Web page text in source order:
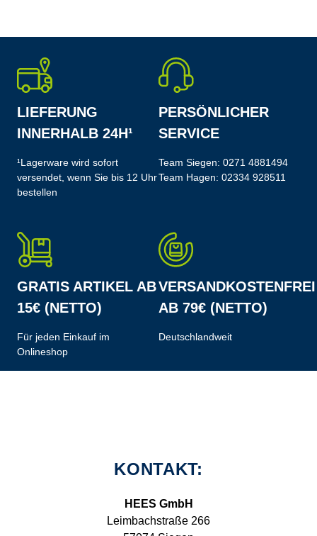
LIEFERUNG
INNERHALB 24H¹
¹Lagerware wird sofort
versendet, wenn Sie bis 12 Uhr
bestellen
PERSÖNLICHER
SERVICE
Team Siegen: 0271 4881494
Team Hagen: 02334 928511
GRATIS ARTIKEL AB
15€ (NETTO)
Für jeden Einkauf im
Onlineshop
VERSANDKOSTENFREI
AB 79€ (NETTO)
Deutschlandweit
KONTAKT:
HEES GmbH
Leimbachstraße 266